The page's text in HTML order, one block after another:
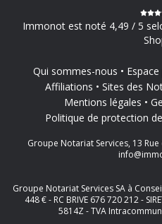
Immonot est noté 4,49 / 5
Qui sommes-nous
Affiliations
Sites des
Mentions légales
Politique de protection
Groupe Notariat Services, 13
Groupe Notariat Services SA à
448 € - RC BRIVE 676 720 212 -
5814Z - TVA